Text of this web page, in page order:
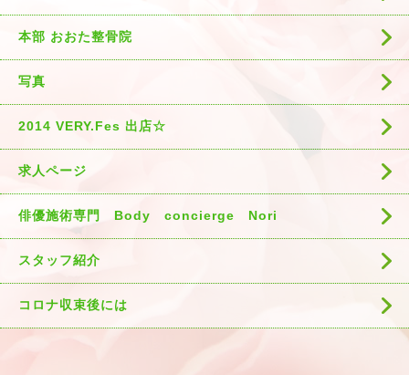
本部 おおた整骨院
写真
2014 VERY.Fes 出店☆
求人ページ
俳優施術専門 Body concierge Nori
スタッフ紹介
コロナ収束後には